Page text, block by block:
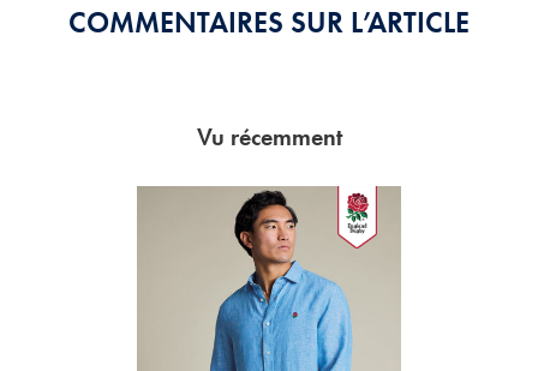
COMMENTAIRES SUR L’ARTICLE
Vu récemment